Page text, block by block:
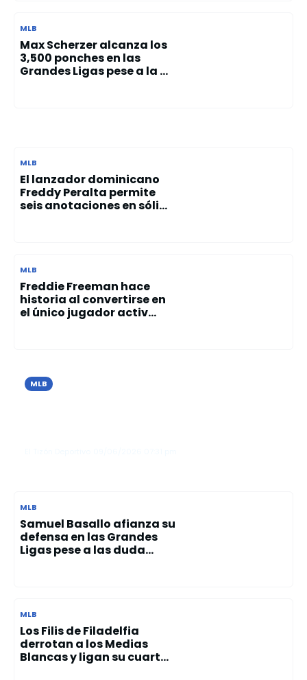
MLB
Max Scherzer alcanza los
3,500 ponches en las
Grandes Ligas pese a la ...
MLB
El lanzador dominicano
Freddy Peralta permite
seis anotaciones en sóli...
MLB
Freddie Freeman hace
historia al convertirse en
el único jugador activ...
MLB
MLB
Samuel Basallo afianza su
defensa en las Grandes
Ligas pese a las duda...
MLB
Los Filis de Filadelfia
derrotan a los Medias
Blancas y ligan su cuart...